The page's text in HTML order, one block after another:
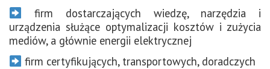
firm dostarczających wiedzę, narzędzia i
urządzenia służące optymalizacji kosztów i zużycia
mediów, a głównie energii elektrycznej
firm certyfikujących, transportowych, doradczych